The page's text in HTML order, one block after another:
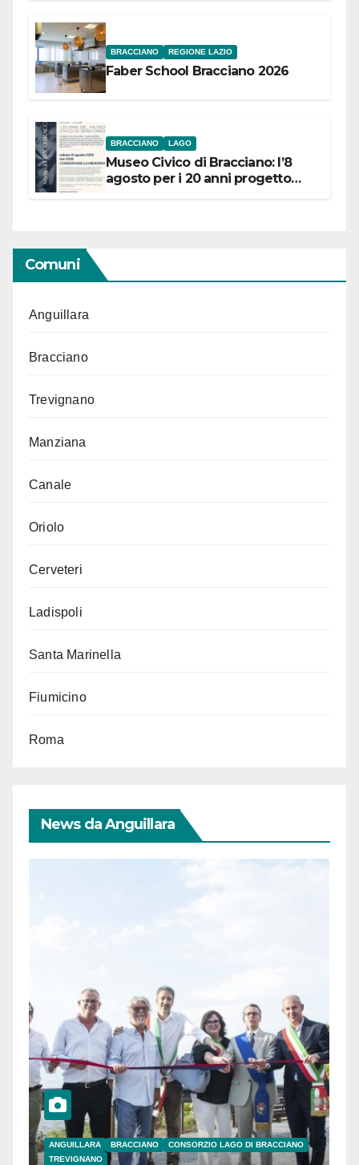
BRACCIANO REGIONE LAZIO
Faber School Bracciano 2026
BRACCIANO LAGO
Museo Civico di Bracciano: l’8
agosto per i 20 anni progetto
Comuni
Anguillara
Bracciano
Trevignano
Manziana
Canale
Oriolo
Cerveteri
Ladispoli
Santa Marinella
Fiumicino
Roma
News da Anguillara
ANGUILLARA BRACCIANO
CONSORZIO LAGO DI BRACCIANO
TREVIGNANO